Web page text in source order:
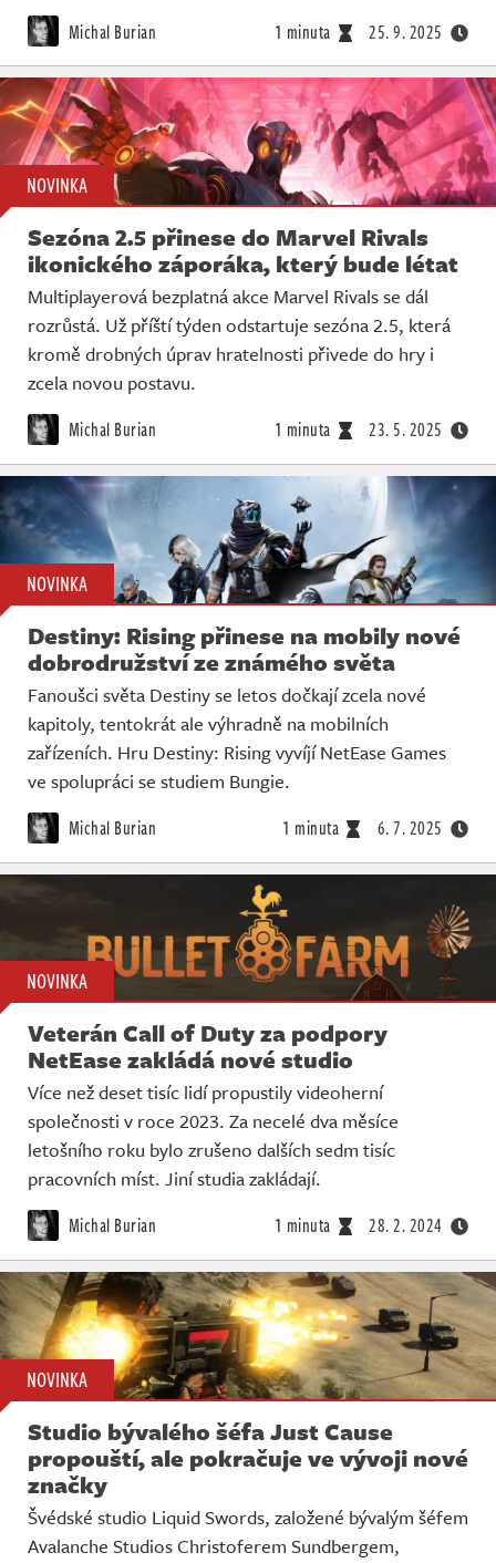
Michal Burian 1 minuta 25. 9. 2025
NOVINKA
Sezóna 2.5 přinese do Marvel Rivals
ikonického záporáka, který bude létat
Multiplayerová bezplatná akce Marvel Rivals se dál
rozrůstá. Už příští týden odstartuje sezóna 2.5, která
kromě drobných úprav hratelnosti přivede do hry i
zcela novou postavu.
Michal Burian 1 minuta 23. 5. 2025
NOVINKA
Destiny: Rising přinese na mobily nové
dobrodružství ze známého světa
Fanoušci světa Destiny se letos dočkají zcela nové
kapitoly, tentokrát ale výhradně na mobilních
zařízeních. Hru Destiny: Rising vyvíjí NetEase Games
ve spolupráci se studiem Bungie.
Michal Burian 1 minuta 6. 7. 2025
NOVINKA
Veterán Call of Duty za podpory
NetEase zakládá nové studio
Více než deset tisíc lidí propustily videoherní
společnosti v roce 2023. Za necelé dva měsíce
letošního roku bylo zrušeno dalších sedm tisíc
pracovních míst. Jiní studia zakládají.
Michal Burian 1 minuta 28. 2. 2024
NOVINKA
Studio bývalého šéfa Just Cause
propouští, ale pokračuje ve vývoji nové
značky
Švédské studio Liquid Swords, založené bývalým šéfem
Avalanche Studios Christoferem Sundbergem,